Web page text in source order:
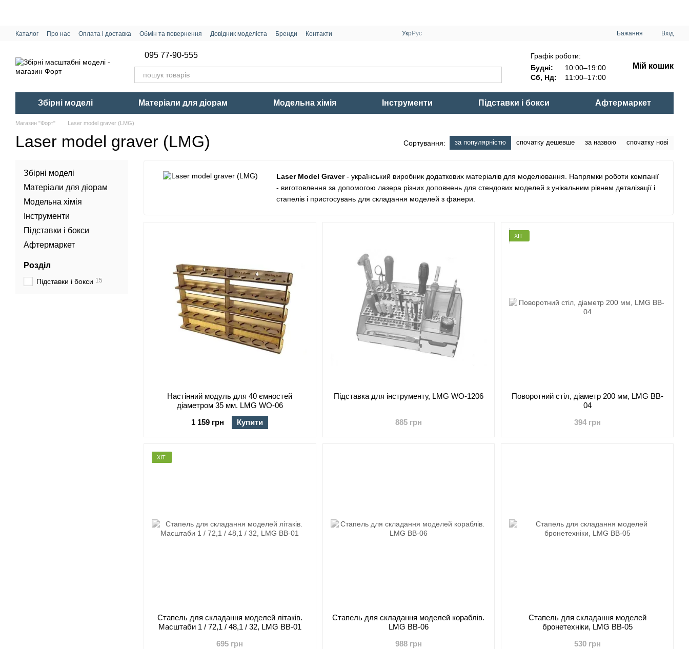
Каталог Про нас Оплата і доставка Обмін та повернення Довідник моделіста Бренди Контакти УкрРус Бажання Вхід
095 77-90-555
Графік роботи:
Будні:
10:00–19:00
Сб, Нд:
11:00–17:00
Мій кошик
Збірні моделі Матеріали для діорам Модельна хімія Інструменти Підставки і бокси Афтермаркет
Магазин "Форт" Laser model graver (LMG)
Laser model graver (LMG) Сортування: за популярністю спочатку дешевше за назвою спочатку нові
Laser Model Graver- український виробник додаткових матеріалів для моделювання. Напрямки роботи компанії
- виготовлення за допомогою лазера різних доповнень для стендових моделей з унікальним рівнем деталізації і
стапелів і пристосувань для складання моделей з фанери.
Настінний модуль для 40 ємностей
діаметром 35 мм. LMG WO-06
1 159 грн
Купити
Підставка для інструменту, LMG WO-1206
885 грн
ХІТ
Поворотний стіл, діаметр 200 мм, LMG BB-
04
394 грн
ХІТ
Стапель для складання моделей літаків.
Масштаби 1 / 72,1 / 48,1 / 32, LMG BB-01
695 грн
Стапель для складання моделей кораблів.
LMG BB-06
988 грн
Стапель для складання моделей
бронетехніки, LMG BB-05
530 грн
Збірні моделі
Матеріали для діорам
Модельна хімія
Інструменти
Підставки і бокси
Афтермаркет
Розділ
Підставки і бокси 15